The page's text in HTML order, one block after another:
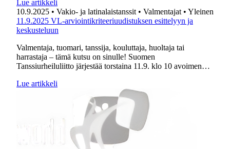
Lue artikkeli
10.9.2025 • Vakio- ja latinalaistanssit • Valmentajat • Yleinen
11.9.2025 VL-arviointikriteeriuudistuksen esittelyyn ja
keskusteluun
Valmentaja, tuomari, tanssija, kouluttaja, huoltaja tai
harrastaja – tämä kutsu on sinulle! Suomen
Tanssiurheiluliitto järjestää torstaina 11.9. klo 10 avoimen…
Lue artikkeli